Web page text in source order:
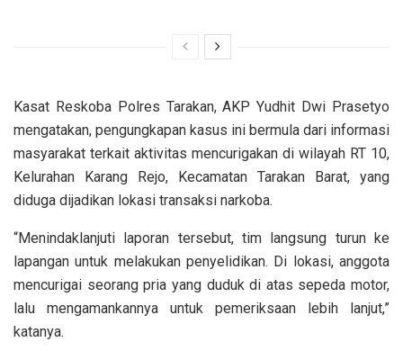
Kasat Reskoba Polres Tarakan, AKP Yudhit Dwi Prasetyo
mengatakan, pengungkapan kasus ini bermula dari informasi
masyarakat terkait aktivitas mencurigakan di wilayah RT 10,
Kelurahan Karang Rejo, Kecamatan Tarakan Barat, yang
diduga dijadikan lokasi transaksi narkoba.
“Menindaklanjuti laporan tersebut, tim langsung turun ke
lapangan untuk melakukan penyelidikan. Di lokasi, anggota
mencurigai seorang pria yang duduk di atas sepeda motor,
lalu mengamankannya untuk pemeriksaan lebih lanjut,”
katanya.